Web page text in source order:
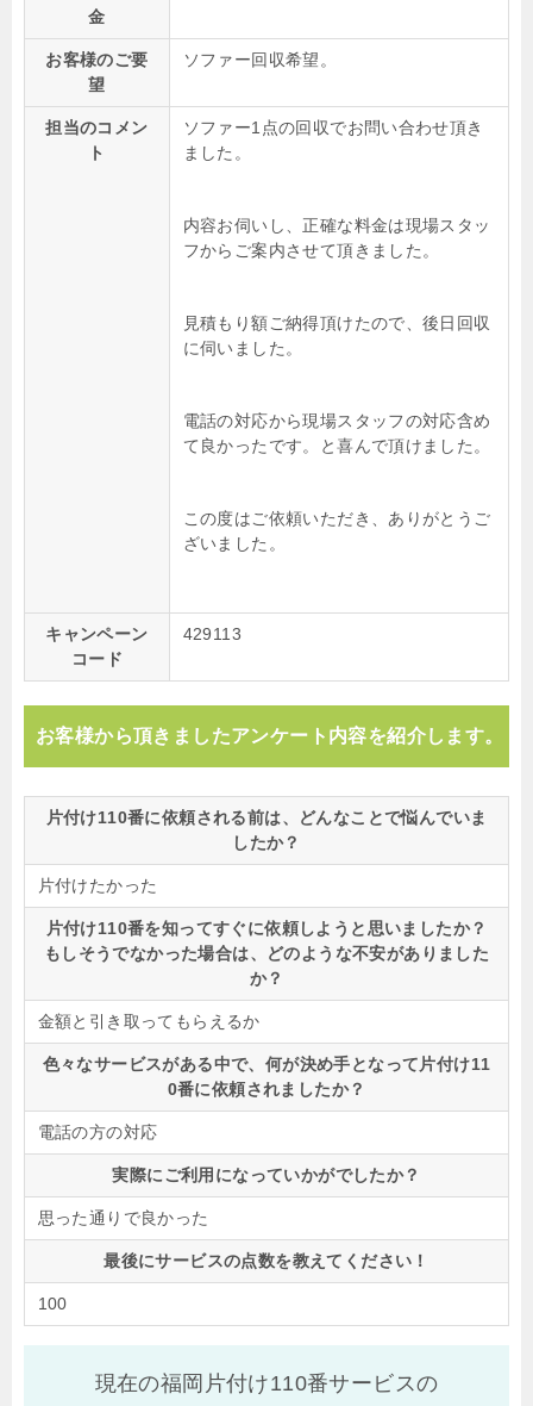
金
お客様のご要
望
ソファー回収希望。
担当のコメン
ト
ソファー1点の回収でお問い合わせ頂き
ました。
内容お伺いし、正確な料金は現場スタッ
フからご案内させて頂きました。
見積もり額ご納得頂けたので、後日回収
に伺いました。
電話の対応から現場スタッフの対応含め
て良かったです。と喜んで頂けました。
この度はご依頼いただき、ありがとうご
ざいました。
キャンペーン
コード
429113
お客様から頂きましたアンケート内容を紹介します。
片付け110番に依頼される前は、どんなことで悩んでいま
したか？
片付けたかった
片付け110番を知ってすぐに依頼しようと思いましたか？
もしそうでなかった場合は、どのような不安がありました
か？
金額と引き取ってもらえるか
色々なサービスがある中で、何が決め手となって片付け11
0番に依頼されましたか？
電話の方の対応
実際にご利用になっていかがでしたか？
思った通りで良かった
最後にサービスの点数を教えてください！
100
現在の福岡片付け110番サービスの